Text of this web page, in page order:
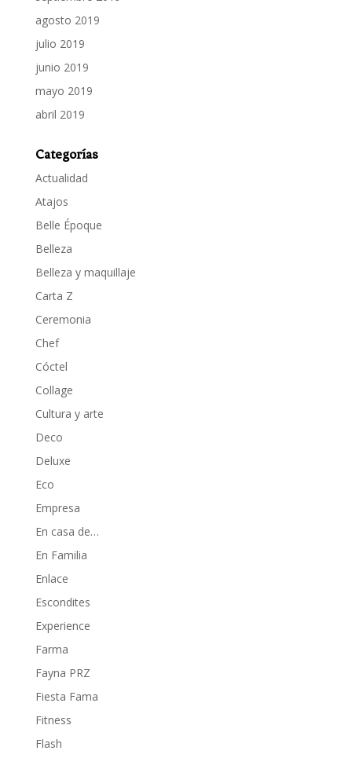
agosto 2019
julio 2019
junio 2019
mayo 2019
abril 2019
Categorías
Actualidad
Atajos
Belle Époque
Belleza
Belleza y maquillaje
Carta Z
Ceremonia
Chef
Cóctel
Collage
Cultura y arte
Deco
Deluxe
Eco
Empresa
En casa de…
En Familia
Enlace
Escondites
Experience
Farma
Fayna PRZ
Fiesta Fama
Fitness
Flash